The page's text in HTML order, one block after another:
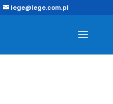
lege@lege.com.pl